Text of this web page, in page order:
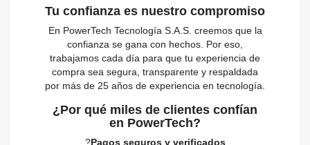
Tu confianza es nuestro compromiso
En PowerTech Tecnología S.A.S. creemos que la
confianza se gana con hechos. Por eso,
trabajamos cada día para que tu experiencia de
compra sea segura, transparente y respaldada
por más de 25 años de experiencia en tecnología.
¿Por qué miles de clientes confían
en PowerTech?
?Pagos seguros y verificados